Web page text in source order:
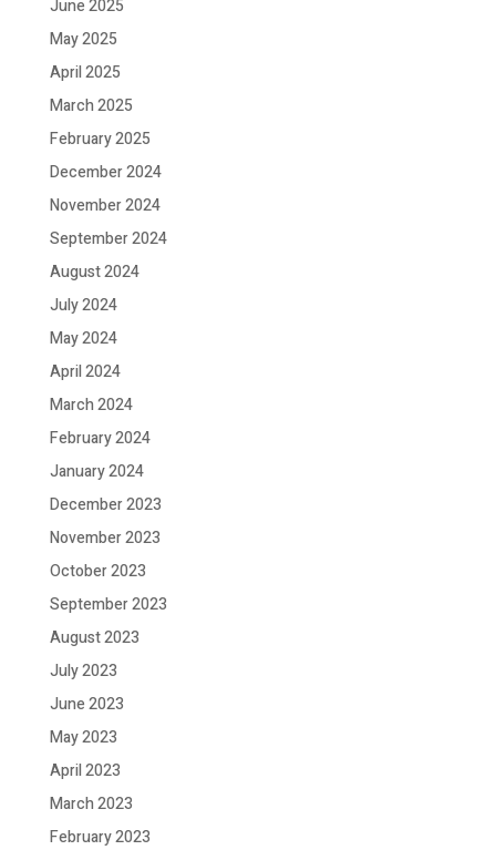
June 2025
May 2025
April 2025
March 2025
February 2025
December 2024
November 2024
September 2024
August 2024
July 2024
May 2024
April 2024
March 2024
February 2024
January 2024
December 2023
November 2023
October 2023
September 2023
August 2023
July 2023
June 2023
May 2023
April 2023
March 2023
February 2023